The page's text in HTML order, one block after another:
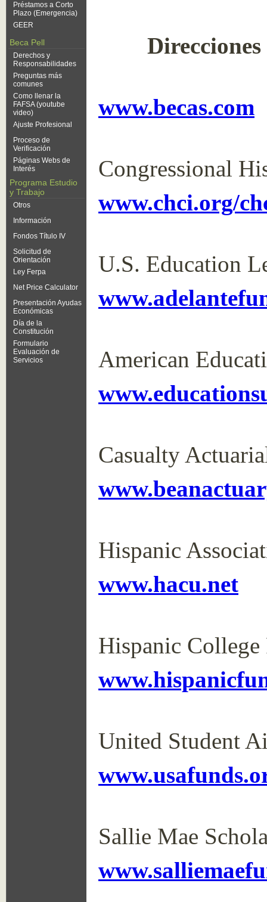
Préstamos a Corto
Plazo (Emergencia)
GEER
Beca Pell
Derechos y
Responsabilidades
Preguntas más
comunes
Como llenar la
FAFSA (youtube
video)
Ajuste Profesional
Proceso de
Verificación
Páginas Webs de
Interés
Programa Estudio
y Trabajo
Otros
Información
Fondos Título IV
Solicitud de
Orientación
Ley Ferpa
Net Price Calculator
Presentación Ayudas
Económicas
Día de la
Constitución
Formulario
Evaluación de
Servicios
www.becas.com
Congressional
www.chci.org/
U.S. Education
American
Casualty
Hispanic
www.hacu.net
Hispanic
United Student
Sallie Mae